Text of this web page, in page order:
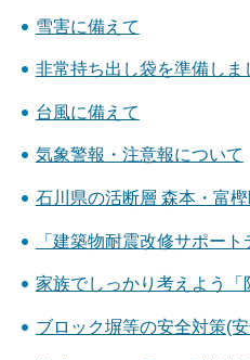
雪害に備えて
非常持ち出し袋を準備しま
台風に備えて
気象警報・注意報について
石川県の活断層 森本・富
「建築物耐震改修サポー
家族でしっかり考えよう「
ブロック塀等の安全対策(